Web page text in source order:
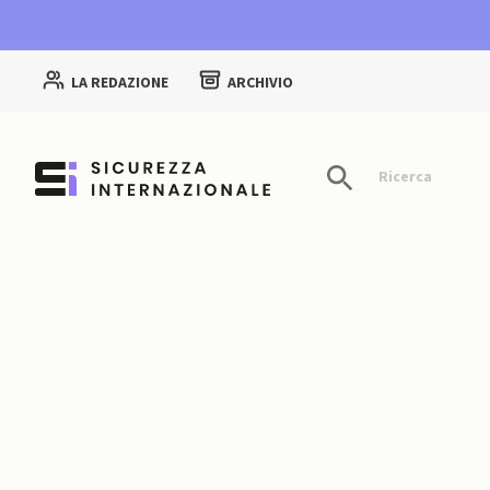
LA REDAZIONE ARCHIVIO
Ricerca